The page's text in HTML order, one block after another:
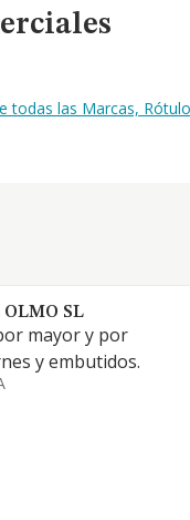
todas las Marcas,
SL
mayor y por
y embutidos.